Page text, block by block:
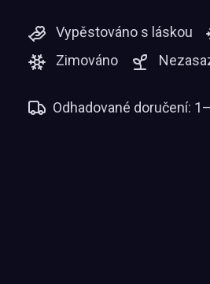
Vypěstováno s láskou
Zimováno
Odhadované doručení: